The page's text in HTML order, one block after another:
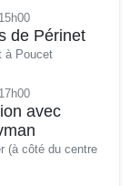
de Périnet
à Poucet
avec
(à côté du centre